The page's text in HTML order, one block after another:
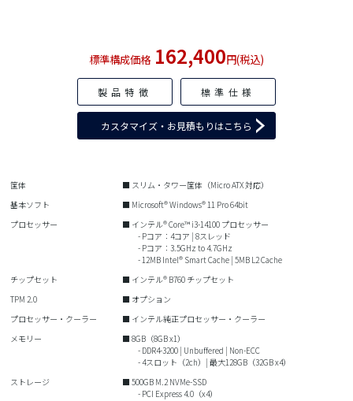
標準構成価格162,400円(税込)
製品特徴 標準仕様
カスタマイズ・お見積もりはこちら
筐体
■ スリム・タワー筐体（Micro ATX 対応）
基本ソフト
■ Microsoft® Windows® 11 Pro 64bit
プロセッサー
■ インテル® Core™ i3-14100 プロセッサー
- Pコア：4コア | 8スレッド
- Pコア：3.5GHz to 4.7GHz
- 12MB Intel® Smart Cache | 5MB L2 Cache
チップセット
■ インテル® B760 チップセット
TPM 2.0
■ オプション
プロセッサー・クーラー
■ インテル純正プロセッサー・クーラー
メモリー
■ 8GB（8GB x1）
- DDR4-3200 | Unbuffered | Non-ECC
- 4スロット（2ch）| 最大128GB（32GB x4）
ストレージ
■ 500GB M.2 NVMe-SSD
- PCI Express 4.0（x4）